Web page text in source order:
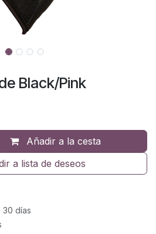
Black/Pink
Añadir a la cesta
a lista de deseos
30 días